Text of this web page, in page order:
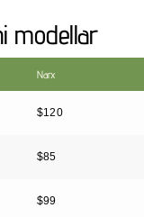
modellar
Narx
$120
$85
$99